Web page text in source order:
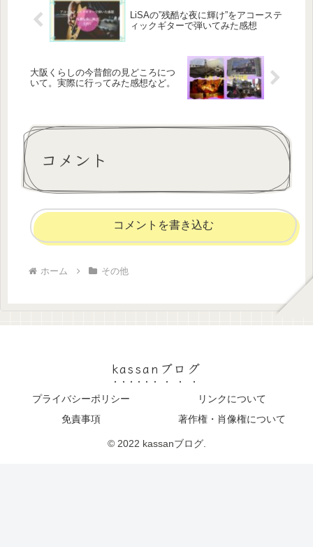
LiSAの”残酷な夜に輝け”をアコーステ
ィックギターで弾いてみた感想
大阪くらしの今昔館の見どころにつ
いて。実際に行ってみた感想など。
コメント
コメントを書き込む
ホーム その他
kassanブログ
プライバシーポリシー
リンクについて
免責事項
著作権・肖像権について
© 2022 kassanブログ.